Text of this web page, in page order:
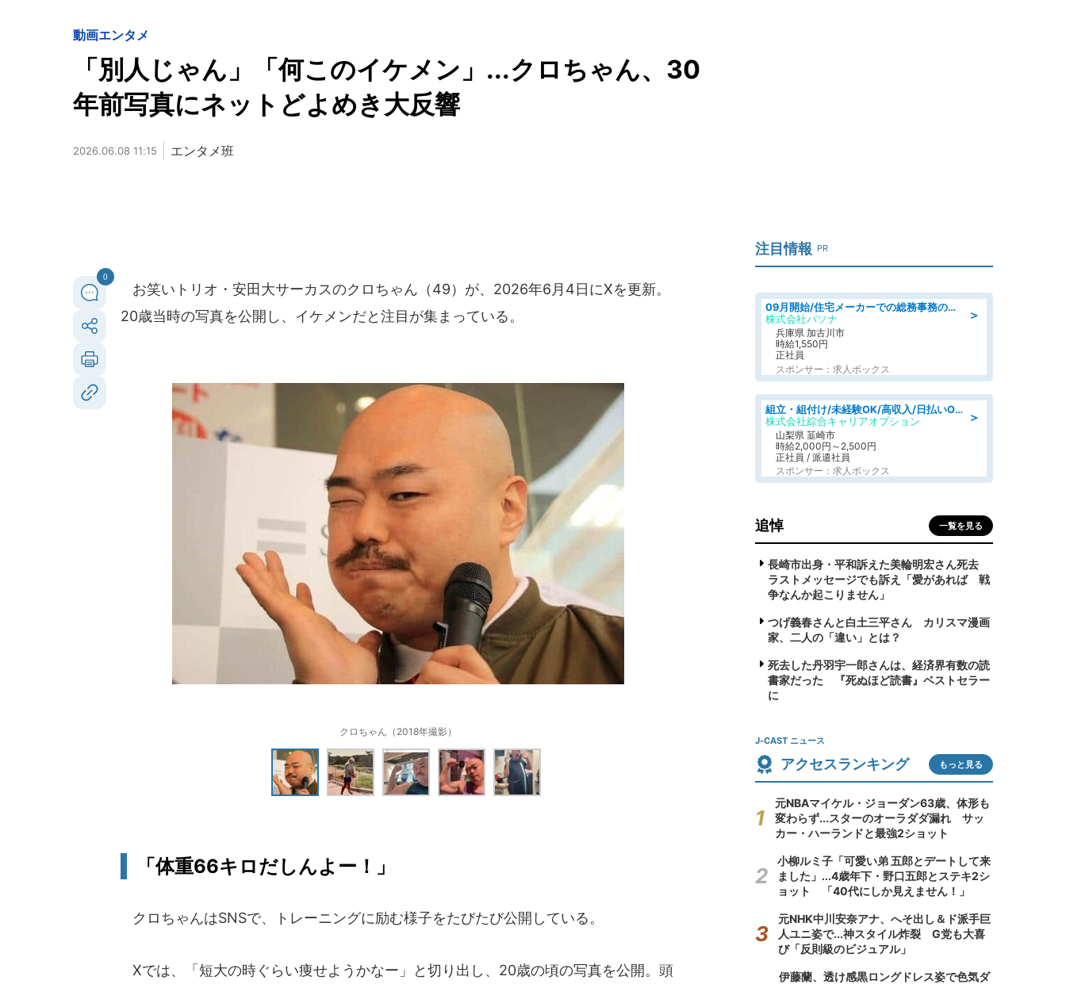
動画エンタメ
「別人じゃん」「何このイケメン」...クロちゃん、30
年前写真にネットどよめき大反響
2026.06.08 11:15 エンタメ班
0
お笑いトリオ・安田大サーカスのクロちゃん（49）が、2026年6月4日にXを更新。
20歳当時の写真を公開し、イケメンだと注目が集まっている。
クロちゃん（2018年撮影）
「体重66キロだしんよー！」
クロちゃんはSNSで、トレーニングに励む様子をたびたび公開している。
Xでは、「短大の時ぐらい痩せようかなー」と切り出し、20歳の頃の写真を公開。頭
注目情報 PR
＞
09月開始/住宅メーカーでの総務事務のお仕事/駅近/車通勤可/一般事務/人事労務
株式会社パソナ
兵庫県 加古川市
時給1,550円
正社員
スポンサー：求人ボックス
＞
組立・組付け/未経験OK/高収入/日払いOK/寮費無料/日勤
株式会社綜合キャリアオプション
山梨県 韮崎市
時給2,000円～2,500円
正社員 / 派遣社員
スポンサー：求人ボックス
追悼 一覧を見る
長崎市出身・平和訴えた美輪明宏さん死去
ラストメッセージでも訴え「愛があれば 戦
争なんか起こりません」
つげ義春さんと白土三平さん カリスマ漫画
家、二人の「違い」とは？
死去した丹羽宇一郎さんは、経済界有数の読
書家だった 『死ぬほど読書』ベストセラー
に
J-CAST ニュース
アクセスランキング もっと見る
元NBAマイケル・ジョーダン63歳、体形も
変わらず...スターのオーラダダ漏れ サッ
カー・ハーランドと最強2ショット
小柳ルミ子「可愛い弟 五郎とデートして来
ました」...4歳年下・野口五郎とステキ2シ
ョット 「40代にしか見えません！」
元NHK中川安奈アナ、へそ出し＆ド派手巨
人ユニ姿で...神スタイル炸裂 G党も大喜
び「反則級のビジュアル」
伊藤蘭、透け感黒ロングドレス姿で色気ダ